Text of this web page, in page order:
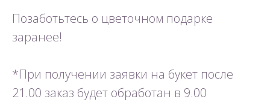
Позаботьтесь о цветочном подарке
заранее!
*При получении заявки на букет после
21.00 заказ будет обработан в 9.00